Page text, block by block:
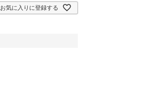
お気に入りに登録する